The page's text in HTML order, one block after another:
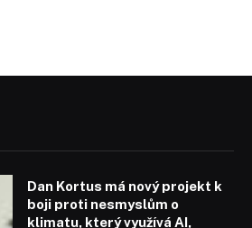
Dan Kortus má nový projekt k
boji proti nesmyslům o
klimatu, který využívá AI,